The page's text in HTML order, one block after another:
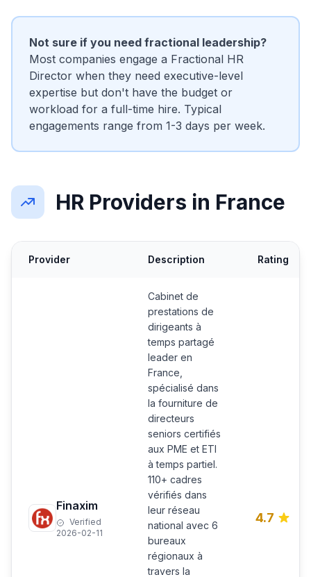
Not sure if you need fractional leadership?
Most companies engage a Fractional HR
Director when they need executive-level
expertise but don't have the budget or
workload for a full-time hire. Typical
engagements range from 1-3 days per week.
HR Providers in France
Provider Description Rating
Finaxim
Verified
2026-02-11
Cabinet de
prestations de
dirigeants à
temps partagé
leader en
France,
spécialisé dans
la fourniture de
directeurs
seniors certifiés
aux PME et ETI
à temps partiel.
110+ cadres
vérifiés dans
leur réseau
national avec 6
bureaux
régionaux à
travers la
4.7